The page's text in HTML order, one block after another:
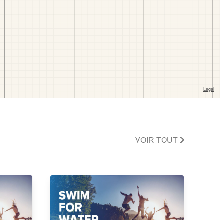
VOIR TOUT